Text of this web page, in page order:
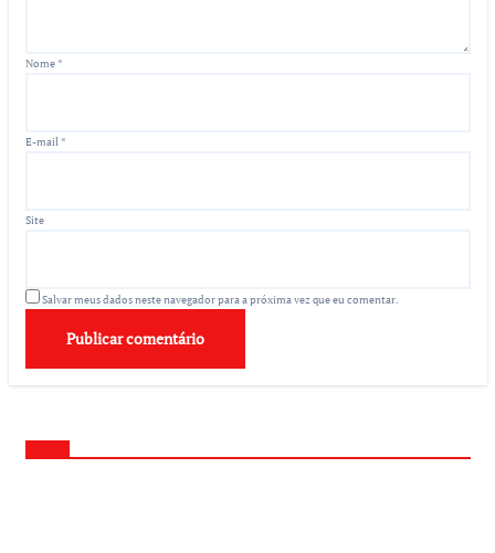
Nome*
E-mail*
Site
Salvar meus dados neste navegador para a próxima vez que eu comentar.